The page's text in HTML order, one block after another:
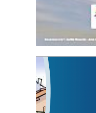
Statut de
3 avril 2024
Mise à jour avril
FEUILLETER